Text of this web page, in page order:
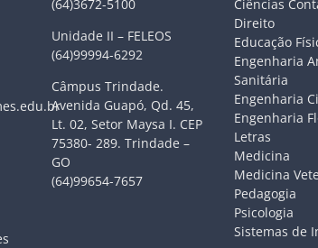
(64)3672-5100
Unidade II – FELEOS
(64)99994-6292
Câmpus Trindade.
Avenida Guapó, Qd. 45,
Lt. 02, Setor Maysa I. CEP
75380- 289. Trindade –
GO
(64)99654-7657
Ciências
Direito
Educação
Engenharia
Sanitária
Engenharia
Engenharia
Letras
Medicina
Medicina
Pedagogia
Psicologia
Sistemas de